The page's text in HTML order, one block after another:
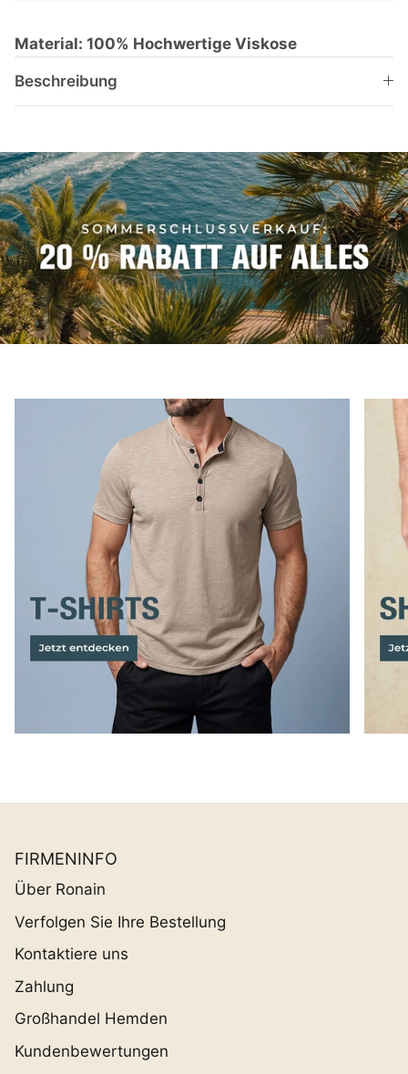
Material: 100% Hochwertige Viskose
Beschreibung
FIRMENINFO
Über Ronain
Verfolgen Sie Ihre Bestellung
Kontaktiere uns
Zahlung
Großhandel Hemden
Kundenbewertungen